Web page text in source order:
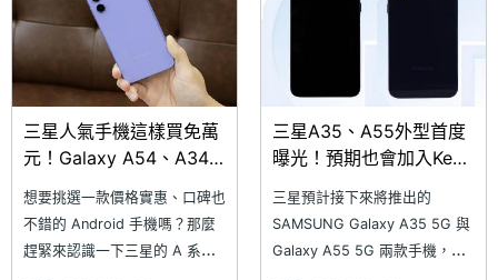
三星人氣手機這樣買免萬
元！Galaxy A54、A34
想要挑選一款價格實惠、口碑也
不錯的 Android 手機嗎？那麼
趕緊來認識一下三星的 A 系列
三星A35、A55外型首度
曝光！預期也會加入Key
三星預計接下來將推出的
SAMSUNG Galaxy A35 5G 與
Galaxy A55 5G 兩款手機，繼